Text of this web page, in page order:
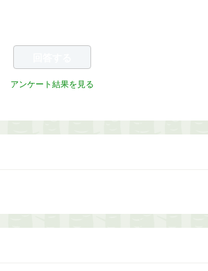
アンケート結果を見る